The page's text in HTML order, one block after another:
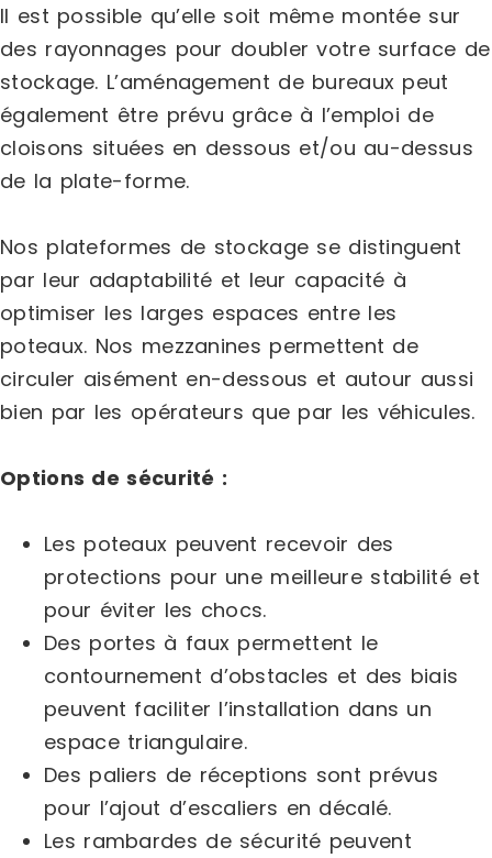
Il est possible qu’elle soit même montée sur
des rayonnages pour doubler votre surface de
stockage. L’aménagement de bureaux peut
également être prévu grâce à l’emploi de
cloisons situées en dessous et/ou au-dessus
de la plate-forme.
Nos plateformes de stockage se distinguent
par leur adaptabilité et leur capacité à
optimiser les larges espaces entre les
poteaux. Nos mezzanines permettent de
circuler aisément en-dessous et autour aussi
bien par les opérateurs que par les véhicules.
Options de sécurité :
Les poteaux peuvent recevoir des
protections pour une meilleure stabilité et
pour éviter les chocs.
Des portes à faux permettent le
contournement d’obstacles et des biais
peuvent faciliter l’installation dans un
espace triangulaire.
Des paliers de réceptions sont prévus
pour l’ajout d’escaliers en décalé.
Les rambardes de sécurité peuvent